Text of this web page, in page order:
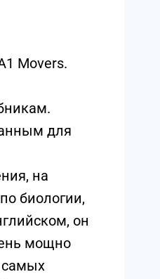
Movers.
для
на
биологии,
он
мощно
самых